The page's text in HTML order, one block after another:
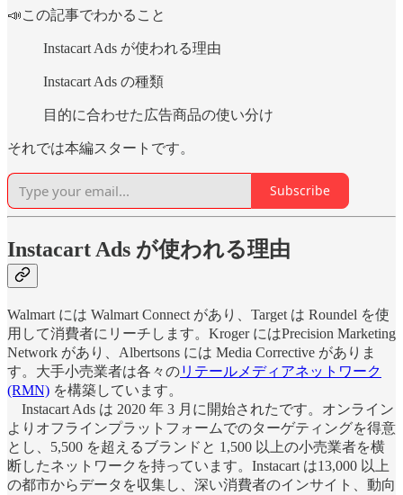
📣この記事でわかること
Instacart Ads が使われる理由
Instacart Ads の種類
目的に合わせた広告商品の使い分け
それでは本編スタートです。
Subscribe
Instacart Ads が使われる理由
Walmart には Walmart Connect があり、Target は Roundel を使
用して消費者にリーチします。Kroger にはPrecision Marketing
Network があり、Albertsons には Media Corrective がありま
す。大手小売業者は各々のリテールメディアネットワーク
(RMN) を構築しています。
Instacart Ads は 2020 年 3 月に開始されたです。オンライン
よりオフラインプラットフォームでのターゲティングを得意
とし、5,500 を超えるブランドと 1,500 以上の小売業者を横
断したネットワークを持っています。Instacart は13,000 以上
の都市からデータを収集し、深い消費者のインサイト、動向